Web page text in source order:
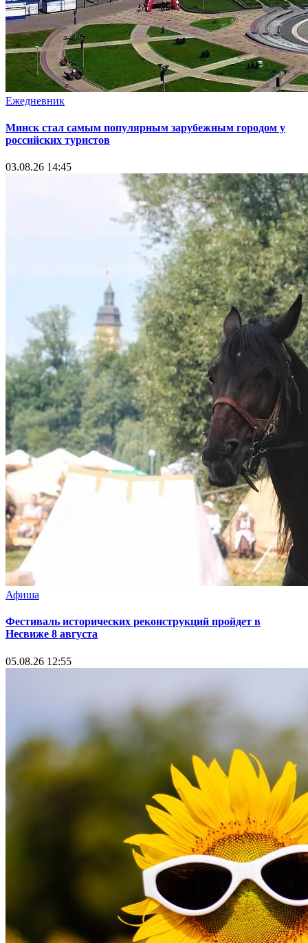
Ежедневник
Минск стал самым популярным зарубежным городом у
российских туристов
03.08.26 14:45
Афиша
Фестиваль исторических реконструкций пройдет в
Несвиже 8 августа
05.08.26 12:55